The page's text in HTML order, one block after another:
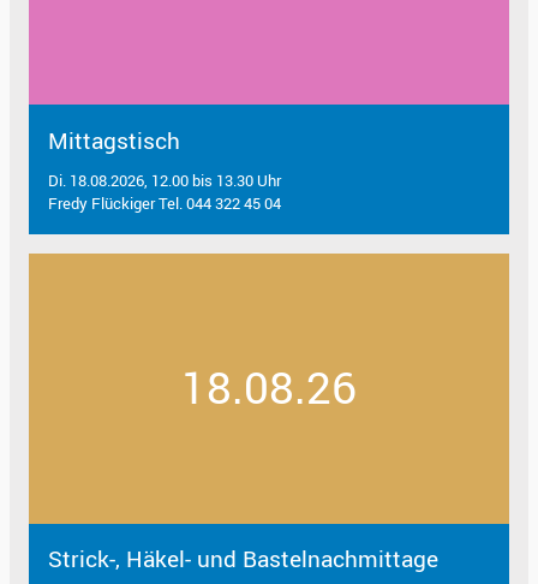
Mittagstisch
Di. 18.08.2026, 12.00 bis 13.30 Uhr
Fredy Flückiger Tel. 044 322 45 04
18.08.26
Strick-, Häkel- und Bastelnachmittage